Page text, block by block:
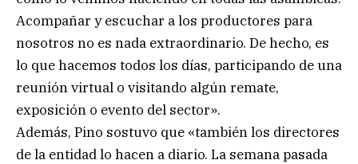
Acompañar y escuchar a los productores para
nosotros no es nada extraordinario. De hecho, es
lo que hacemos todos los días, participando de una
reunión virtual o visitando algún remate,
exposición o evento del sector».
Además, Pino sostuvo que «también los directores
de la entidad lo hacen a diario. La semana pasada